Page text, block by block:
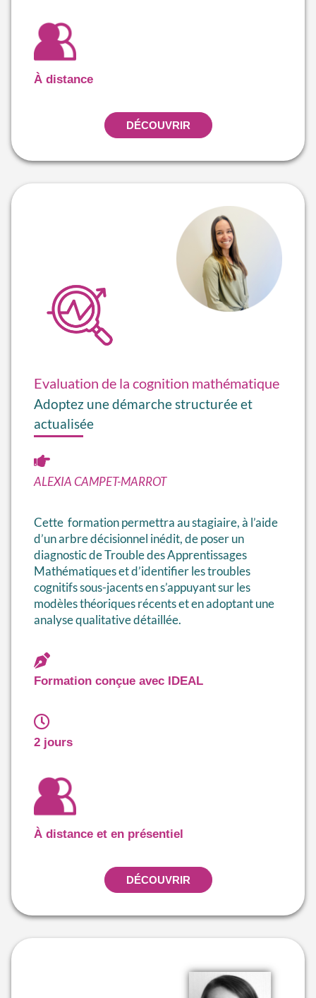
À distance
DÉCOUVRIR
Evaluation de la cognition mathématique
Adoptez une démarche structurée et
actualisée
ALEXIA CAMPET-MARROT
Cette formation permettra au stagiaire, à l’aide
d’un arbre décisionnel inédit, de poser un
diagnostic de Trouble des Apprentissages
Mathématiques et d’identifier les troubles
cognitifs sous-jacents en s’appuyant sur les
modèles théoriques récents et en adoptant une
analyse qualitative détaillée.
Formation conçue avec IDEAL
2 jours
À distance et en présentiel
DÉCOUVRIR